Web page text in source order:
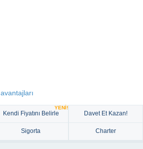
avantajları
Kendi Fiyatını Belirle
YENİ!
Davet Et Kazan!
Sigorta Charter